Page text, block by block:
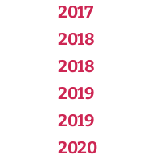
2017
2018
2018
2019
2019
2020